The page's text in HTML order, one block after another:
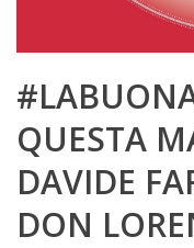
QUESTA
DAVIDE
DON